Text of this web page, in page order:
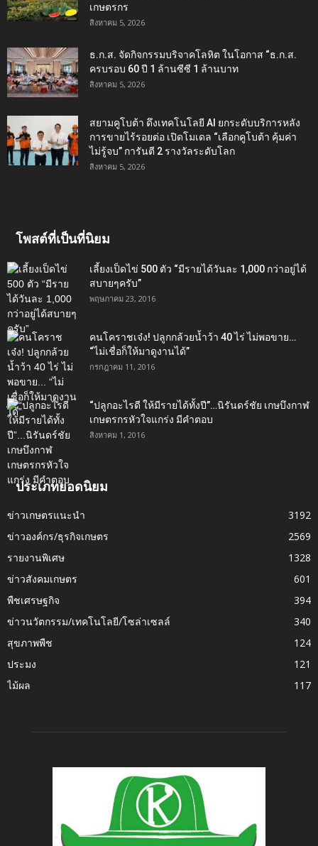
เกษตรกร
สิงหาคม 5, 2026
ธ.ก.ส. จัดกิจกรรมบริจาคโลหิต ในโอกาส “ธ.ก.ส.
ครบรอบ 60 ปี 1 ล้านซีซี 1 ล้านบาท
สิงหาคม 5, 2026
สยามคูโบต้า ดึงเทคโนโลยี AI ยกระดับบริการหลัง
การขายไร้รอยต่อ เปิดโมเดล “เลือกคูโบต้า คุ้มค่า
ไม่รู้จบ” การันตี 2 รางวัลระดับโลก
สิงหาคม 5, 2026
โพสต์ที่เป็นที่นิยม
เลี้ยงเป็ดไข่ 500 ตัว “มีรายได้วันละ 1,000 กว่าอยู่ได้
สบายๆครับ”
พฤษภาคม 23, 2016
คนโคราชเจ๋ง! ปลูกกล้วยน้ำว้า 40 ไร่ ไม่พอขาย…
“ไม่เชื่อก็ให้มาดูงานได้”‬
กรกฎาคม 11, 2016
“ปลูกอะไรดี ให้มีรายได้ทั้งปี”…นิรันดร์ชัย เกษบึงกาฬ
เกษตรกรหัวใจแกร่ง มีคำตอบ
สิงหาคม 1, 2016
ประเภทยอดนิยม
ข่าวเกษตรแนะนำ
3192
ข่าวองค์กร/ธุรกิจเกษตร
2569
รายงานพิเศษ
1328
ข่าวสังคมเกษตร
601
พืชเศรษฐกิจ
394
ข่าวนวัตกรรม/เทคโนโลยี/โซล่าเซลล์
340
สุขภาพพืช
124
ประมง
121
ไม้ผล
117